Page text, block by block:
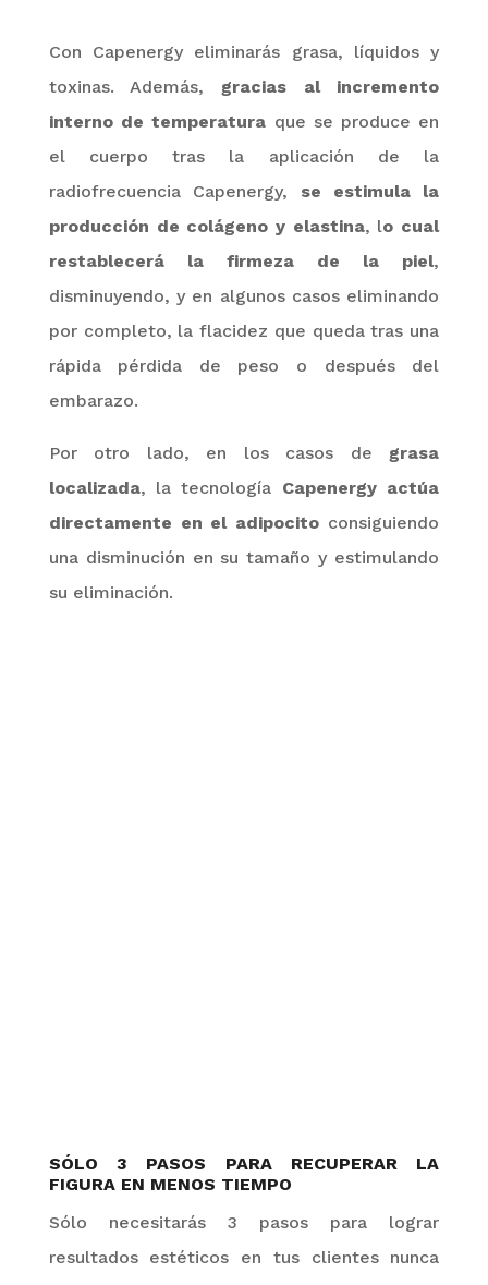
Con Capenergyeliminarás grasa, líquidos y
toxinas. Además, gracias al incremento
interno de temperatura que se produce en
el cuerpo tras la aplicación de la
radiofrecuencia Capenergy, se estimula la
producción de colágeno y elastina, lo cual
restablecerá la firmeza de la piel,
disminuyendo, y en algunos casos eliminando
por completo, la flacidez que queda tras una
rápida pérdida de peso o después del
embarazo.
Por otro lado, en los casos de grasa
localizada, la tecnología Capenergyactúa
directamente en el adipocito consiguiendo
una disminución en su tamaño y estimulando
su eliminación.
SÓLO 3 PASOS PARA RECUPERAR LA
FIGURA EN MENOS TIEMPO
Sólo necesitarás 3 pasos para lograr
resultados estéticos en tus clientes nunca